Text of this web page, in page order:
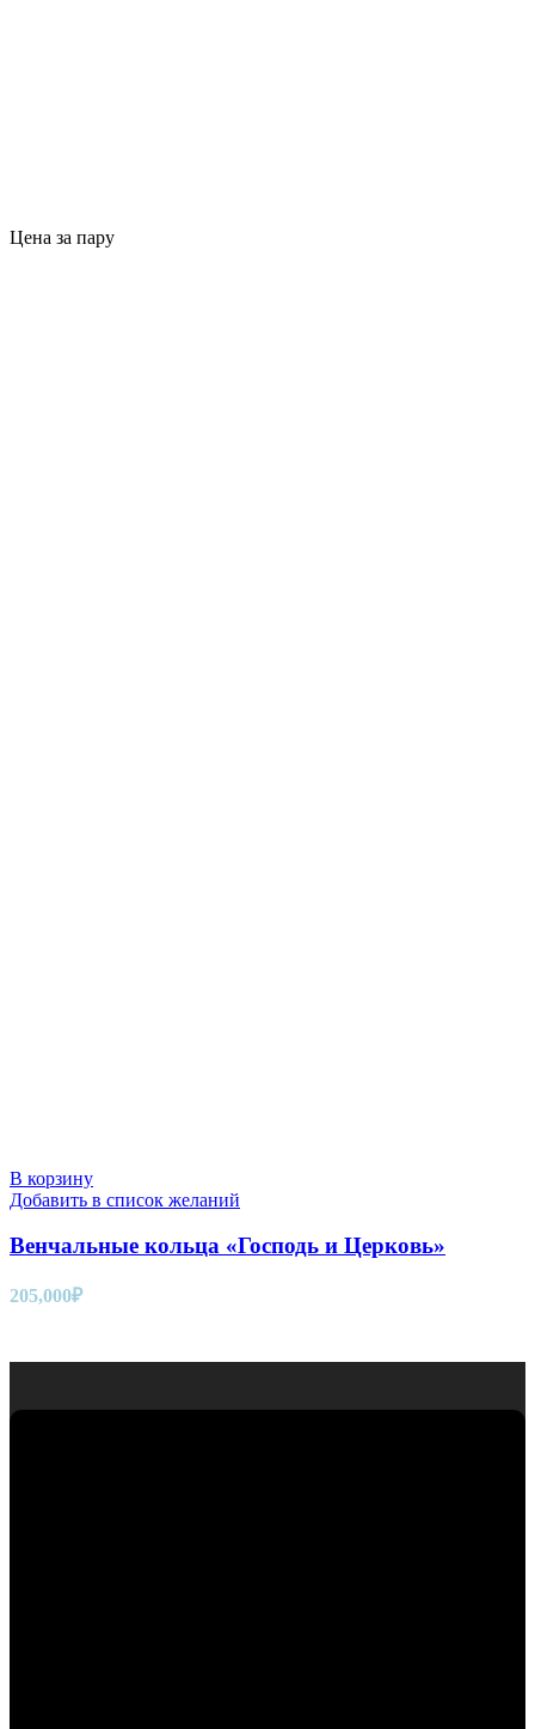
Цена за пару
В корзину
Добавить в список желаний
Венчальные кольца «Господь и Церковь»
205,000₽